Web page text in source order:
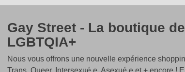
Gay Street - La boutique
LGBTQIA+
Nous vous offrons une nouvelle expérience
Trans, Queer, Intersexué.e, Asexué.e et + encore !